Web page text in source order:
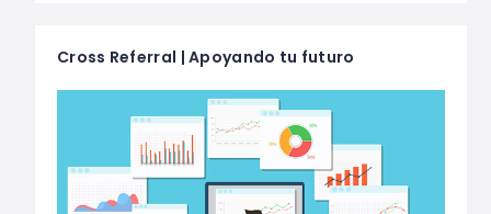
Cross Referral | Apoyando tu futuro